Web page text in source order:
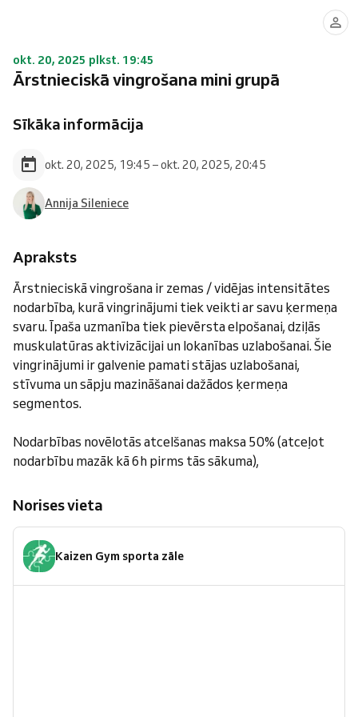
okt. 20, 2025 plkst. 19:45
Ārstnieciskā vingrošana mini grupā
Sīkāka informācija
okt. 20, 2025, 19:45 – okt. 20, 2025, 20:45
Annija Sileniece
Apraksts
Ārstnieciskā vingrošana ir zemas / vidējas intensitātes
nodarbība, kurā vingrinājumi tiek veikti ar savu ķermeņa
svaru. Īpaša uzmanība tiek pievērsta elpošanai, dziļās
muskulatūras aktivizācijai un lokanības uzlabošanai. Šie
vingrinājumi ir galvenie pamati stājas uzlabošanai,
stīvuma un sāpju mazināšanai dažādos ķermeņa
segmentos.
Nodarbības novēlotās atcelšanas maksa 50% (atceļot
nodarbību mazāk kā 6h pirms tās sākuma),
Norises vieta
Kaizen Gym sporta zāle